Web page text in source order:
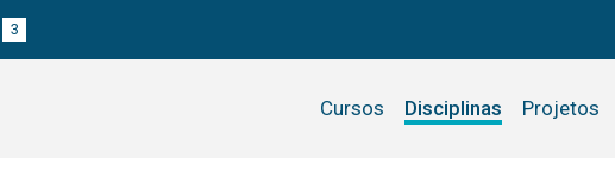
3
Cursos Disciplinas Projetos